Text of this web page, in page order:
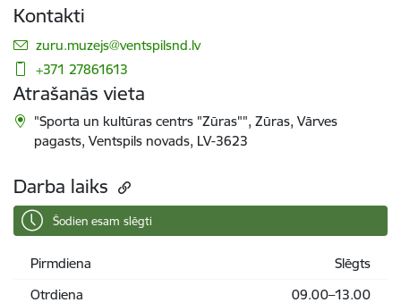
Kontakti
E-pasts:
zuru.muzejs@ventspilsnd.lv
+371 27861613
Atrašanās vieta
"Sporta un kultūras centrs "Zūras"", Zūras, Vārves
pagasts, Ventspils novads, LV-3623
Darba laiks
Šodien esam slēgti
Pirmdiena
Slēgts
Otrdiena
09.00–13.00